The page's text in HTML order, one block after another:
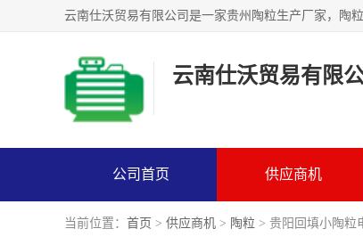
云南仕沃贸易有限
公司首页 供应商机
当前位置： 首页 > 供应商机 > 陶粒 > 贵阳回填小陶粒